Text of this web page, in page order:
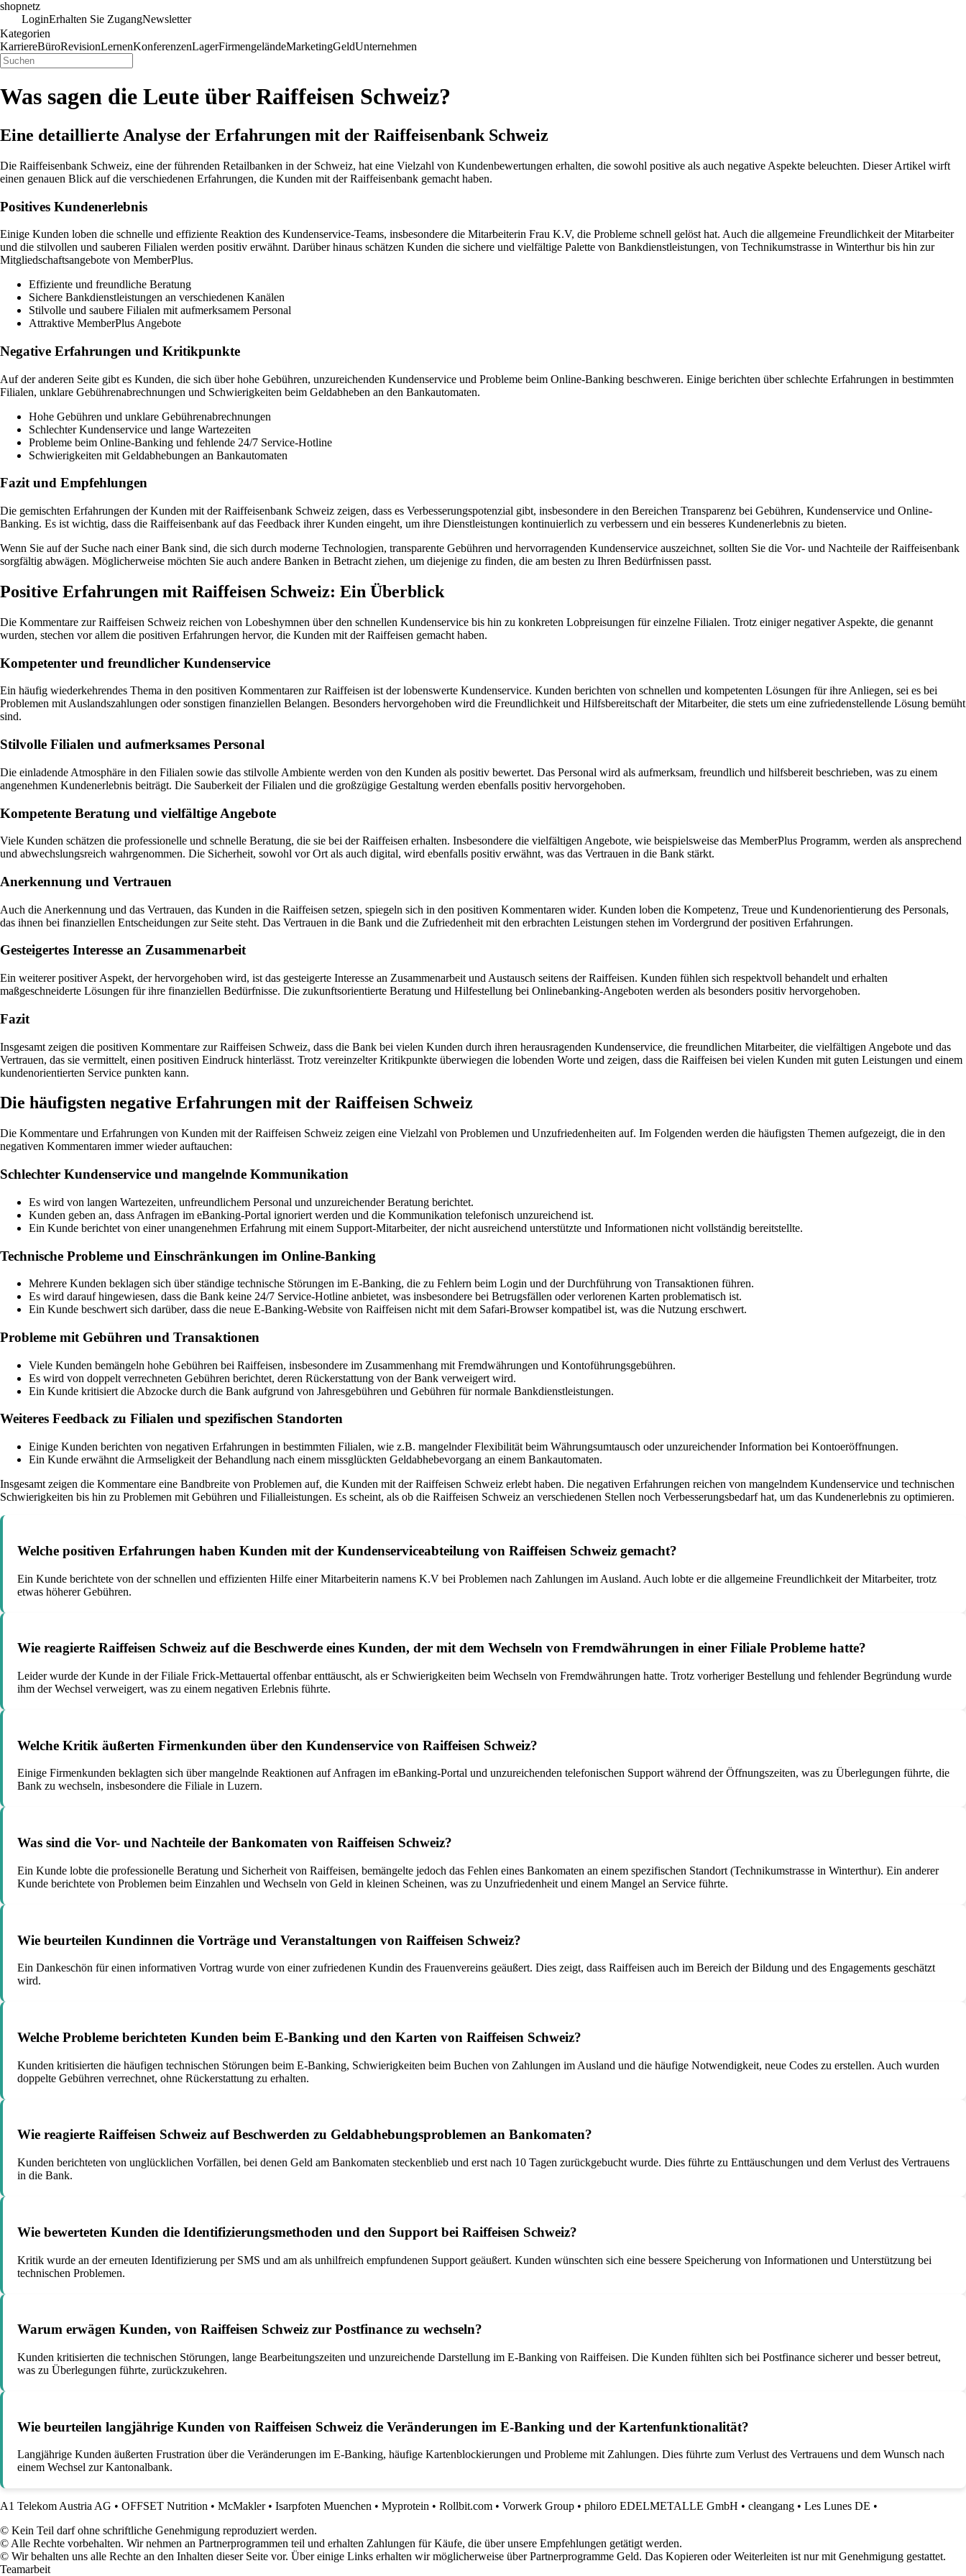
shopnetz
LoginErhalten Sie ZugangNewsletter
Kategorien
KarriereBüroRevisionLernenKonferenzenLagerFirmengeländeMarketingGeldUnternehmen
Was sagen die Leute über Raiffeisen Schweiz?
Eine detaillierte Analyse der Erfahrungen mit der Raiffeisenbank Schweiz
Die Raiffeisenbank Schweiz, eine der führenden Retailbanken in der Schweiz, hat eine Vielzahl von Kundenbewertungen erhalten, die sowohl positive als auch negative Aspekte beleuchten. Dieser Artikel wirft
einen genauen Blick auf die verschiedenen Erfahrungen, die Kunden mit der Raiffeisenbank gemacht haben.
Positives Kundenerlebnis
Einige Kunden loben die schnelle und effiziente Reaktion des Kundenservice-Teams, insbesondere die Mitarbeiterin Frau K.V, die Probleme schnell gelöst hat. Auch die allgemeine Freundlichkeit der Mitarbeiter
und die stilvollen und sauberen Filialen werden positiv erwähnt. Darüber hinaus schätzen Kunden die sichere und vielfältige Palette von Bankdienstleistungen, von Technikumstrasse in Winterthur bis hin zur
Mitgliedschaftsangebote von MemberPlus.
Effiziente und freundliche Beratung
Sichere Bankdienstleistungen an verschiedenen Kanälen
Stilvolle und saubere Filialen mit aufmerksamem Personal
Attraktive MemberPlus Angebote
Negative Erfahrungen und Kritikpunkte
Auf der anderen Seite gibt es Kunden, die sich über hohe Gebühren, unzureichenden Kundenservice und Probleme beim Online-Banking beschweren. Einige berichten über schlechte Erfahrungen in bestimmten
Filialen, unklare Gebührenabrechnungen und Schwierigkeiten beim Geldabheben an den Bankautomaten.
Hohe Gebühren und unklare Gebührenabrechnungen
Schlechter Kundenservice und lange Wartezeiten
Probleme beim Online-Banking und fehlende 24/7 Service-Hotline
Schwierigkeiten mit Geldabhebungen an Bankautomaten
Fazit und Empfehlungen
Die gemischten Erfahrungen der Kunden mit der Raiffeisenbank Schweiz zeigen, dass es Verbesserungspotenzial gibt, insbesondere in den Bereichen Transparenz bei Gebühren, Kundenservice und Online-
Banking. Es ist wichtig, dass die Raiffeisenbank auf das Feedback ihrer Kunden eingeht, um ihre Dienstleistungen kontinuierlich zu verbessern und ein besseres Kundenerlebnis zu bieten.
Wenn Sie auf der Suche nach einer Bank sind, die sich durch moderne Technologien, transparente Gebühren und hervorragenden Kundenservice auszeichnet, sollten Sie die Vor- und Nachteile der Raiffeisenbank
sorgfältig abwägen. Möglicherweise möchten Sie auch andere Banken in Betracht ziehen, um diejenige zu finden, die am besten zu Ihren Bedürfnissen passt.
Positive Erfahrungen mit Raiffeisen Schweiz: Ein Überblick
Die Kommentare zur Raiffeisen Schweiz reichen von Lobeshymnen über den schnellen Kundenservice bis hin zu konkreten Lobpreisungen für einzelne Filialen. Trotz einiger negativer Aspekte, die genannt
wurden, stechen vor allem die positiven Erfahrungen hervor, die Kunden mit der Raiffeisen gemacht haben.
Kompetenter und freundlicher Kundenservice
Ein häufig wiederkehrendes Thema in den positiven Kommentaren zur Raiffeisen ist der lobenswerte Kundenservice. Kunden berichten von schnellen und kompetenten Lösungen für ihre Anliegen, sei es bei
Problemen mit Auslandszahlungen oder sonstigen finanziellen Belangen. Besonders hervorgehoben wird die Freundlichkeit und Hilfsbereitschaft der Mitarbeiter, die stets um eine zufriedenstellende Lösung bemüht
sind.
Stilvolle Filialen und aufmerksames Personal
Die einladende Atmosphäre in den Filialen sowie das stilvolle Ambiente werden von den Kunden als positiv bewertet. Das Personal wird als aufmerksam, freundlich und hilfsbereit beschrieben, was zu einem
angenehmen Kundenerlebnis beiträgt. Die Sauberkeit der Filialen und die großzügige Gestaltung werden ebenfalls positiv hervorgehoben.
Kompetente Beratung und vielfältige Angebote
Viele Kunden schätzen die professionelle und schnelle Beratung, die sie bei der Raiffeisen erhalten. Insbesondere die vielfältigen Angebote, wie beispielsweise das MemberPlus Programm, werden als ansprechend
und abwechslungsreich wahrgenommen. Die Sicherheit, sowohl vor Ort als auch digital, wird ebenfalls positiv erwähnt, was das Vertrauen in die Bank stärkt.
Anerkennung und Vertrauen
Auch die Anerkennung und das Vertrauen, das Kunden in die Raiffeisen setzen, spiegeln sich in den positiven Kommentaren wider. Kunden loben die Kompetenz, Treue und Kundenorientierung des Personals,
das ihnen bei finanziellen Entscheidungen zur Seite steht. Das Vertrauen in die Bank und die Zufriedenheit mit den erbrachten Leistungen stehen im Vordergrund der positiven Erfahrungen.
Gesteigertes Interesse an Zusammenarbeit
Ein weiterer positiver Aspekt, der hervorgehoben wird, ist das gesteigerte Interesse an Zusammenarbeit und Austausch seitens der Raiffeisen. Kunden fühlen sich respektvoll behandelt und erhalten
maßgeschneiderte Lösungen für ihre finanziellen Bedürfnisse. Die zukunftsorientierte Beratung und Hilfestellung bei Onlinebanking-Angeboten werden als besonders positiv hervorgehoben.
Fazit
Insgesamt zeigen die positiven Kommentare zur Raiffeisen Schweiz, dass die Bank bei vielen Kunden durch ihren herausragenden Kundenservice, die freundlichen Mitarbeiter, die vielfältigen Angebote und das
Vertrauen, das sie vermittelt, einen positiven Eindruck hinterlässt. Trotz vereinzelter Kritikpunkte überwiegen die lobenden Worte und zeigen, dass die Raiffeisen bei vielen Kunden mit guten Leistungen und einem
kundenorientierten Service punkten kann.
Die häufigsten negative Erfahrungen mit der Raiffeisen Schweiz
Die Kommentare und Erfahrungen von Kunden mit der Raiffeisen Schweiz zeigen eine Vielzahl von Problemen und Unzufriedenheiten auf. Im Folgenden werden die häufigsten Themen aufgezeigt, die in den
negativen Kommentaren immer wieder auftauchen:
Schlechter Kundenservice und mangelnde Kommunikation
Es wird von langen Wartezeiten, unfreundlichem Personal und unzureichender Beratung berichtet.
Kunden geben an, dass Anfragen im eBanking-Portal ignoriert werden und die Kommunikation telefonisch unzureichend ist.
Ein Kunde berichtet von einer unangenehmen Erfahrung mit einem Support-Mitarbeiter, der nicht ausreichend unterstützte und Informationen nicht vollständig bereitstellte.
Technische Probleme und Einschränkungen im Online-Banking
Mehrere Kunden beklagen sich über ständige technische Störungen im E-Banking, die zu Fehlern beim Login und der Durchführung von Transaktionen führen.
Es wird darauf hingewiesen, dass die Bank keine 24/7 Service-Hotline anbietet, was insbesondere bei Betrugsfällen oder verlorenen Karten problematisch ist.
Ein Kunde beschwert sich darüber, dass die neue E-Banking-Website von Raiffeisen nicht mit dem Safari-Browser kompatibel ist, was die Nutzung erschwert.
Probleme mit Gebühren und Transaktionen
Viele Kunden bemängeln hohe Gebühren bei Raiffeisen, insbesondere im Zusammenhang mit Fremdwährungen und Kontoführungsgebühren.
Es wird von doppelt verrechneten Gebühren berichtet, deren Rückerstattung von der Bank verweigert wird.
Ein Kunde kritisiert die Abzocke durch die Bank aufgrund von Jahresgebühren und Gebühren für normale Bankdienstleistungen.
Weiteres Feedback zu Filialen und spezifischen Standorten
Einige Kunden berichten von negativen Erfahrungen in bestimmten Filialen, wie z.B. mangelnder Flexibilität beim Währungsumtausch oder unzureichender Information bei Kontoeröffnungen.
Ein Kunde erwähnt die Armseligkeit der Behandlung nach einem missglückten Geldabhebevorgang an einem Bankautomaten.
Insgesamt zeigen die Kommentare eine Bandbreite von Problemen auf, die Kunden mit der Raiffeisen Schweiz erlebt haben. Die negativen Erfahrungen reichen von mangelndem Kundenservice und technischen
Schwierigkeiten bis hin zu Problemen mit Gebühren und Filialleistungen. Es scheint, als ob die Raiffeisen Schweiz an verschiedenen Stellen noch Verbesserungsbedarf hat, um das Kundenerlebnis zu optimieren.
Welche positiven Erfahrungen haben Kunden mit der Kundenserviceabteilung von Raiffeisen Schweiz gemacht?
Ein Kunde berichtete von der schnellen und effizienten Hilfe einer Mitarbeiterin namens K.V bei Problemen nach Zahlungen im Ausland. Auch lobte er die allgemeine Freundlichkeit der Mitarbeiter, trotz
etwas höherer Gebühren.
Wie reagierte Raiffeisen Schweiz auf die Beschwerde eines Kunden, der mit dem Wechseln von Fremdwährungen in einer Filiale Probleme hatte?
Leider wurde der Kunde in der Filiale Frick-Mettauertal offenbar enttäuscht, als er Schwierigkeiten beim Wechseln von Fremdwährungen hatte. Trotz vorheriger Bestellung und fehlender Begründung wurde
ihm der Wechsel verweigert, was zu einem negativen Erlebnis führte.
Welche Kritik äußerten Firmenkunden über den Kundenservice von Raiffeisen Schweiz?
Einige Firmenkunden beklagten sich über mangelnde Reaktionen auf Anfragen im eBanking-Portal und unzureichenden telefonischen Support während der Öffnungszeiten, was zu Überlegungen führte, die
Bank zu wechseln, insbesondere die Filiale in Luzern.
Was sind die Vor- und Nachteile der Bankomaten von Raiffeisen Schweiz?
Ein Kunde lobte die professionelle Beratung und Sicherheit von Raiffeisen, bemängelte jedoch das Fehlen eines Bankomaten an einem spezifischen Standort (Technikumstrasse in Winterthur). Ein anderer
Kunde berichtete von Problemen beim Einzahlen und Wechseln von Geld in kleinen Scheinen, was zu Unzufriedenheit und einem Mangel an Service führte.
Wie beurteilen Kundinnen die Vorträge und Veranstaltungen von Raiffeisen Schweiz?
Ein Dankeschön für einen informativen Vortrag wurde von einer zufriedenen Kundin des Frauenvereins geäußert. Dies zeigt, dass Raiffeisen auch im Bereich der Bildung und des Engagements geschätzt
wird.
Welche Probleme berichteten Kunden beim E-Banking und den Karten von Raiffeisen Schweiz?
Kunden kritisierten die häufigen technischen Störungen beim E-Banking, Schwierigkeiten beim Buchen von Zahlungen im Ausland und die häufige Notwendigkeit, neue Codes zu erstellen. Auch wurden
doppelte Gebühren verrechnet, ohne Rückerstattung zu erhalten.
Wie reagierte Raiffeisen Schweiz auf Beschwerden zu Geldabhebungsproblemen an Bankomaten?
Kunden berichteten von unglücklichen Vorfällen, bei denen Geld am Bankomaten steckenblieb und erst nach 10 Tagen zurückgebucht wurde. Dies führte zu Enttäuschungen und dem Verlust des Vertrauens
in die Bank.
Wie bewerteten Kunden die Identifizierungsmethoden und den Support bei Raiffeisen Schweiz?
Kritik wurde an der erneuten Identifizierung per SMS und am als unhilfreich empfundenen Support geäußert. Kunden wünschten sich eine bessere Speicherung von Informationen und Unterstützung bei
technischen Problemen.
Warum erwägen Kunden, von Raiffeisen Schweiz zur Postfinance zu wechseln?
Kunden kritisierten die technischen Störungen, lange Bearbeitungszeiten und unzureichende Darstellung im E-Banking von Raiffeisen. Die Kunden fühlten sich bei Postfinance sicherer und besser betreut,
was zu Überlegungen führte, zurückzukehren.
Wie beurteilen langjährige Kunden von Raiffeisen Schweiz die Veränderungen im E-Banking und der Kartenfunktionalität?
Langjährige Kunden äußerten Frustration über die Veränderungen im E-Banking, häufige Kartenblockierungen und Probleme mit Zahlungen. Dies führte zum Verlust des Vertrauens und dem Wunsch nach
einem Wechsel zur Kantonalbank.
A1 Telekom Austria AG • OFFSET Nutrition • McMakler• Isarpfoten Muenchen • Myprotein • Rollbit.com • Vorwerk Group • philoro EDELMETALLE GmbH • cleangang • Les Lunes DE •
© Kein Teil darf ohne schriftliche Genehmigung reproduziert werden.
© Alle Rechte vorbehalten. Wir nehmen an Partnerprogrammen teil und erhalten Zahlungen für Käufe, die über unsere Empfehlungen getätigt werden.
© Wir behalten uns alle Rechte an den Inhalten dieser Seite vor. Über einige Links erhalten wir möglicherweise über Partnerprogramme Geld. Das Kopieren oder Weiterleiten ist nur mit Genehmigung gestattet.
Teamarbeit